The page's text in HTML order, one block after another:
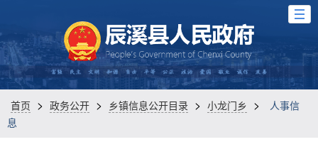
首页 > 政务公开 > 乡镇信息公开目录 > 小龙门乡 >
人事信
息